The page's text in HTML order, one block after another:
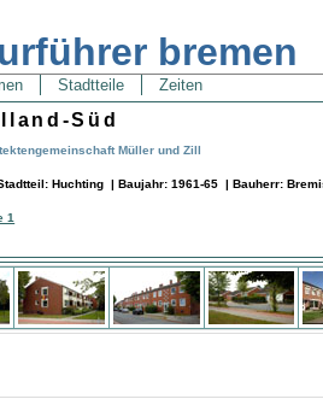
bremen
Stadtteile Zeiten
Süd
Müller und Zill
Huchting | Baujahr: 1961-65 | Bauherr:
1